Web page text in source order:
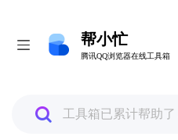
帮小忙
腾讯QQ浏览器在线工具箱
帮小忙
腾讯QQ浏览器在线工具箱
全部工具箱已累计帮助了